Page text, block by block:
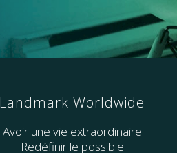
Landmark Worldwide
Avoir une vie extraordinaire
Redéfinir le possible